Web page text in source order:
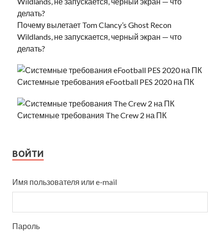
Почему вылетает Tom Clancy’s Ghost Recon
Wildlands, не запускается, черный экран — что
делать?
Системные требования eFootball PES 2020 на ПК
Системные требования The Crew 2 на ПК
ВОЙТИ
Имя пользователя или e-mail
Пароль